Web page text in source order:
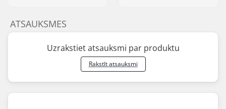
ATSAUKSMES
Uzrakstiet atsauksmi par produktu
Rakstīt atsauksmi